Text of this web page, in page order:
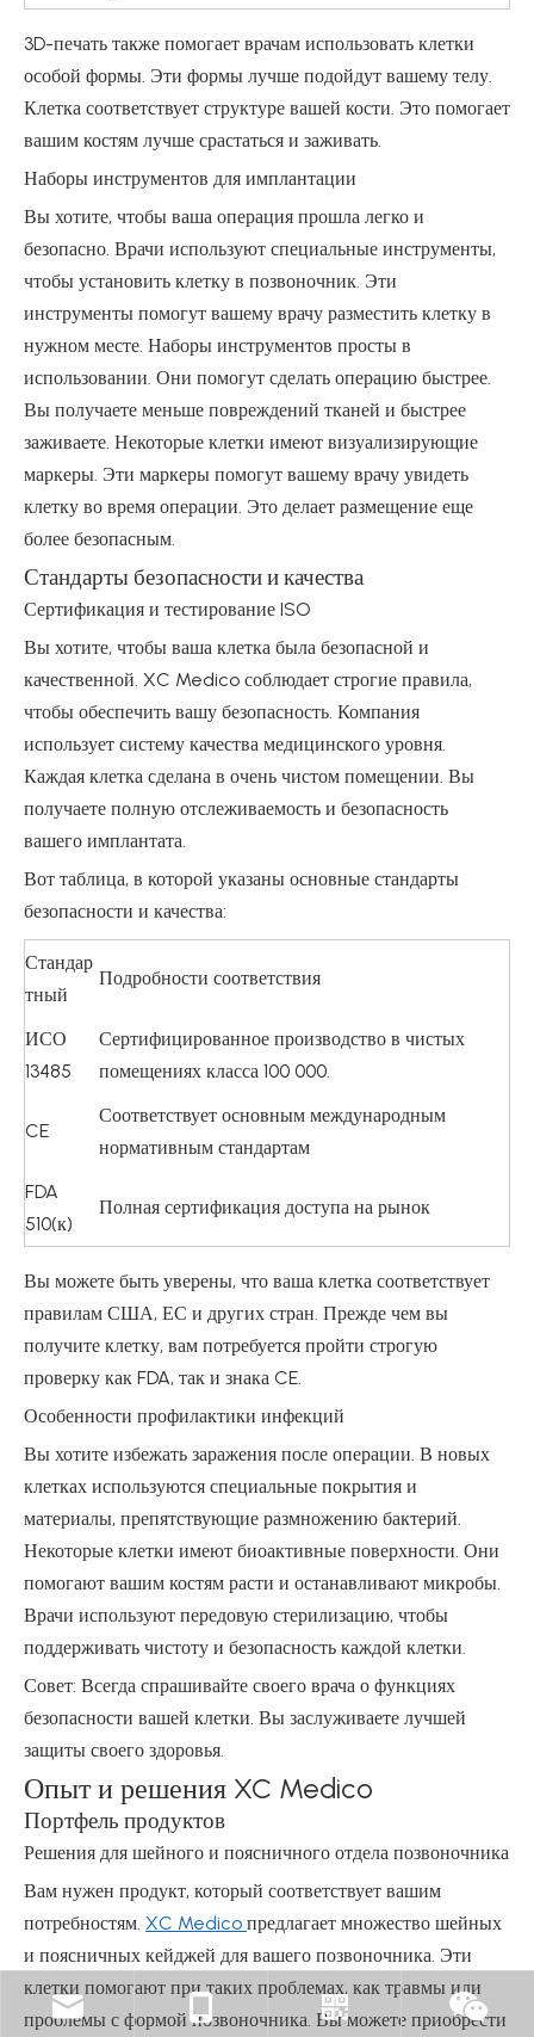
3D-печать также помогает врачам использовать клетки
особой формы. Эти формы лучше подойдут вашему телу.
Клетка соответствует структуре вашей кости. Это помогает
вашим костям лучше срастаться и заживать.
Наборы инструментов для имплантации
Вы хотите, чтобы ваша операция прошла легко и
безопасно. Врачи используют специальные инструменты,
чтобы установить клетку в позвоночник. Эти
инструменты помогут вашему врачу разместить клетку в
нужном месте. Наборы инструментов просты в
использовании. Они помогут сделать операцию быстрее.
Вы получаете меньше повреждений тканей и быстрее
заживаете. Некоторые клетки имеют визуализирующие
маркеры. Эти маркеры помогут вашему врачу увидеть
клетку во время операции. Это делает размещение еще
более безопасным.
Стандарты безопасности и качества
Сертификация и тестирование ISO
Вы хотите, чтобы ваша клетка была безопасной и
качественной. XC Medico соблюдает строгие правила,
чтобы обеспечить вашу безопасность. Компания
использует систему качества медицинского уровня.
Каждая клетка сделана в очень чистом помещении. Вы
получаете полную отслеживаемость и безопасность
вашего имплантата.
Вот таблица, в которой указаны основные стандарты
безопасности и качества:
Стандар
тный
Подробности соответствия
ИСО
13485
Сертифицированное производство в чистых
помещениях класса 100 000.
CE
Соответствует основным международным
нормативным стандартам
FDA
510(к)
Полная сертификация доступа на рынок
Вы можете быть уверены, что ваша клетка соответствует
правилам США, ЕС и других стран. Прежде чем вы
получите клетку, вам потребуется пройти строгую
проверку как FDA, так и знака CE.
Особенности профилактики инфекций
Вы хотите избежать заражения после операции. В новых
клетках используются специальные покрытия и
материалы, препятствующие размножению бактерий.
Некоторые клетки имеют биоактивные поверхности. Они
помогают вашим костям расти и останавливают микробы.
Врачи используют передовую стерилизацию, чтобы
поддерживать чистоту и безопасность каждой клетки.
Совет: Всегда спрашивайте своего врача о функциях
безопасности вашей клетки. Вы заслуживаете лучшей
защиты своего здоровья.
Опыт и решения XC Medico
Портфель продуктов
Решения для шейного и поясничного отдела позвоночника
Вам нужен продукт, который соответствует вашим
потребностям. XC Medico предлагает множество шейных
и поясничных кейджей для вашего позвоночника. Эти
клетки помогают при таких проблемах, как травмы или
проблемы с формой позвоночника. Вы можете приобрести